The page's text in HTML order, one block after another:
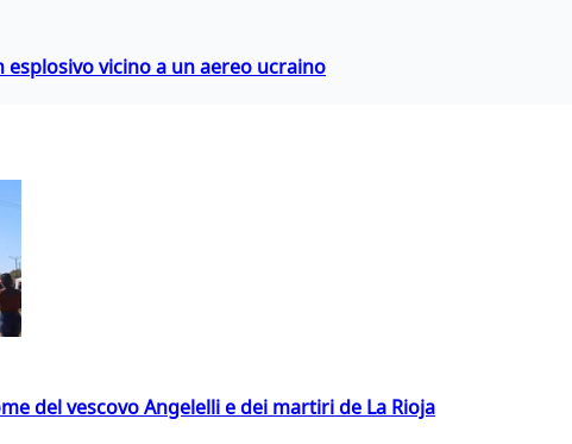
vicino a un aereo ucraino
del vescovo Angelelli e dei martiri de La Rioja